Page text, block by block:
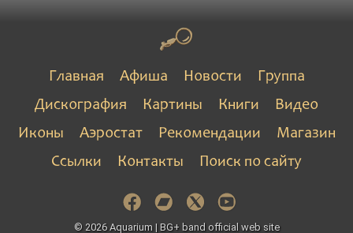
Главная Афиша Новости
Группа
Дискография
Картины Книги
Видео
Иконы
Аэростат Рекомендации
Магазин
Ссылки
Контакты Поиск по сайту
© 2026 Aquarium | BG+ band official web site